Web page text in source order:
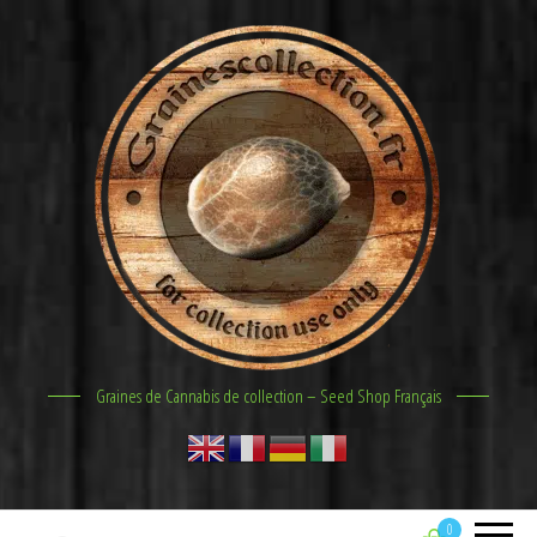
Graines de Cannabis de collection – Seed Shop Français
0